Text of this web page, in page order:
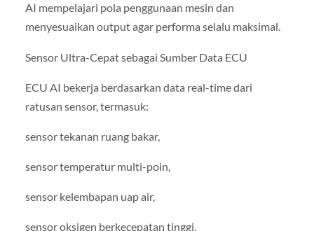
AI mempelajari pola penggunaan mesin dan
menyesuaikan output agar performa selalu maksimal.
Sensor Ultra-Cepat sebagai Sumber Data ECU
ECU AI bekerja berdasarkan data real-time dari
ratusan sensor, termasuk:
sensor tekanan ruang bakar,
sensor temperatur multi-poin,
sensor kelembapan uap air,
sensor oksigen berkecepatan tinggi,